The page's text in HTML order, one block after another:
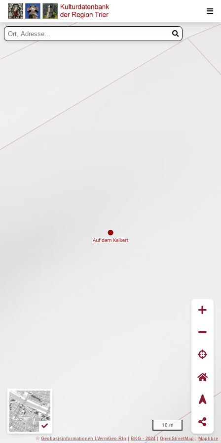
10 m
Suche
©Geobasisinformationen LVermGeo Rlp |BKG - 2024 |OpenStreetMap |Maplibre